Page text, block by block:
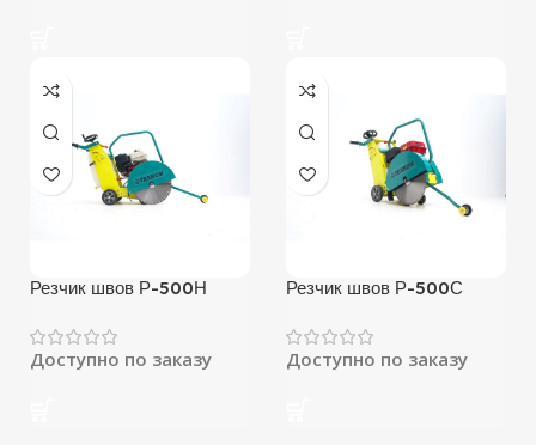
Резчик швов Р-500Н
Доступно по заказу
Резчик швов Р-500С
Доступно по заказу